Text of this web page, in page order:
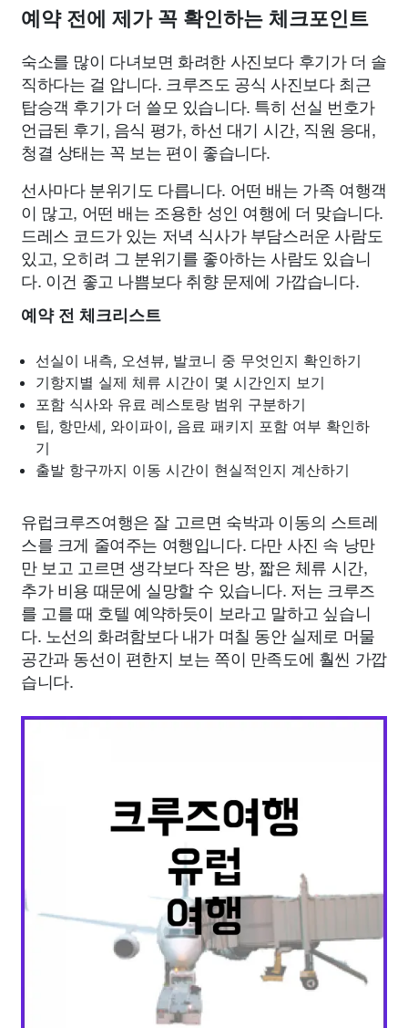
예약 전에 제가 꼭 확인하는 체크포인트
숙소를 많이 다녀보면 화려한 사진보다 후기가 더 솔
직하다는 걸 압니다. 크루즈도 공식 사진보다 최근
탑승객 후기가 더 쓸모 있습니다. 특히 선실 번호가
언급된 후기, 음식 평가, 하선 대기 시간, 직원 응대,
청결 상태는 꼭 보는 편이 좋습니다.
선사마다 분위기도 다릅니다. 어떤 배는 가족 여행객
이 많고, 어떤 배는 조용한 성인 여행에 더 맞습니다.
드레스 코드가 있는 저녁 식사가 부담스러운 사람도
있고, 오히려 그 분위기를 좋아하는 사람도 있습니
다. 이건 좋고 나쁨보다 취향 문제에 가깝습니다.
예약 전 체크리스트
선실이 내측, 오션뷰, 발코니 중 무엇인지 확인하기
기항지별 실제 체류 시간이 몇 시간인지 보기
포함 식사와 유료 레스토랑 범위 구분하기
팁, 항만세, 와이파이, 음료 패키지 포함 여부 확인하
기
출발 항구까지 이동 시간이 현실적인지 계산하기
유럽크루즈여행은 잘 고르면 숙박과 이동의 스트레
스를 크게 줄여주는 여행입니다. 다만 사진 속 낭만
만 보고 고르면 생각보다 작은 방, 짧은 체류 시간,
추가 비용 때문에 실망할 수 있습니다. 저는 크루즈
를 고를 때 호텔 예약하듯이 보라고 말하고 싶습니
다. 노선의 화려함보다 내가 며칠 동안 실제로 머물
공간과 동선이 편한지 보는 쪽이 만족도에 훨씬 가깝
습니다.